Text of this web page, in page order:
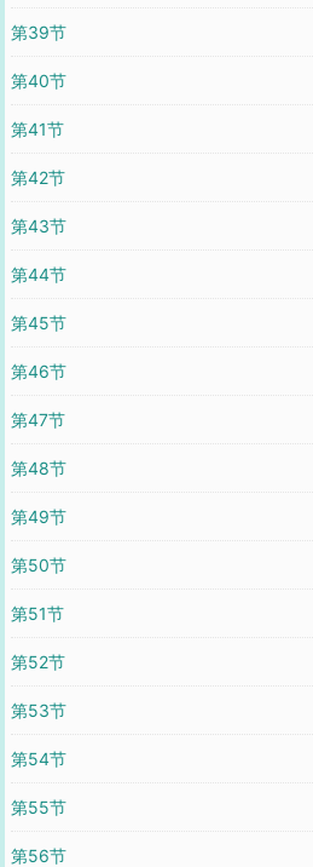
第39节
第40节
第41节
第42节
第43节
第44节
第45节
第46节
第47节
第48节
第49节
第50节
第51节
第52节
第53节
第54节
第55节
第56节